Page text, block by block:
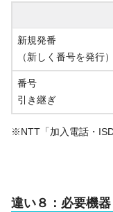
新規発番
（新しく番号を発行）
番号
引き継ぎ
※NTT「加入電話・
違い８：必要機